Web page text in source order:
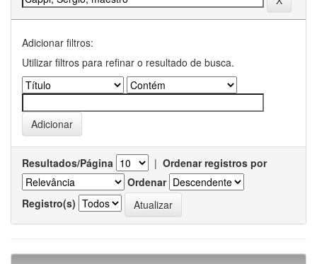
Adicionar filtros:
Utilizar filtros para refinar o resultado de busca.
Resultados/Página | Ordenar registros por
Ordenar
Registro(s)